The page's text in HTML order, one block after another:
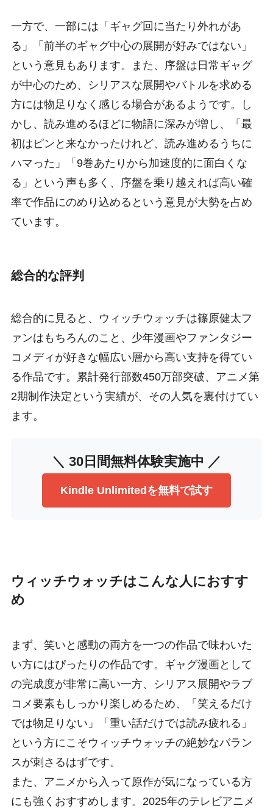
一方で、一部には「ギャグ回に当たり外れがあ
る」「前半のギャグ中心の展開が好みではない」
という意見もあります。また、序盤は日常ギャグ
が中心のため、シリアスな展開やバトルを求める
方には物足りなく感じる場合があるようです。し
かし、読み進めるほどに物語に深みが増し、「最
初はピンと来なかったけれど、読み進めるうちに
ハマった」「9巻あたりから加速度的に面白くな
る」という声も多く、序盤を乗り越えれば高い確
率で作品にのめり込めるという意見が大勢を占め
ています。
総合的な評判
総合的に見ると、ウィッチウォッチは篠原健太フ
ァンはもちろんのこと、少年漫画やファンタジー
コメディが好きな幅広い層から高い支持を得てい
る作品です。累計発行部数450万部突破、アニメ第
2期制作決定という実績が、その人気を裏付けてい
ます。
＼ 30日間無料体験実施中 ／
Kindle Unlimitedを無料で試す
ウィッチウォッチはこんな人におすす
め
まず、笑いと感動の両方を一つの作品で味わいた
い方にはぴったりの作品です。ギャグ漫画として
の完成度が非常に高い一方、シリアス展開やラブ
コメ要素もしっかり楽しめるため、「笑えるだけ
では物足りない」「重い話だけでは読み疲れる」
という方にこそウィッチウォッチの絶妙なバラン
スが刺さるはずです。
また、アニメから入って原作が気になっている方
にも強くおすすめします。2025年のテレビアニメ